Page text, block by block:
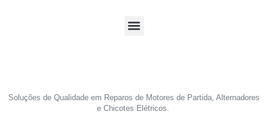
Soluções de Qualidade em Reparos de Motores de Partida, Alternadores
e Chicotes Elétricos.